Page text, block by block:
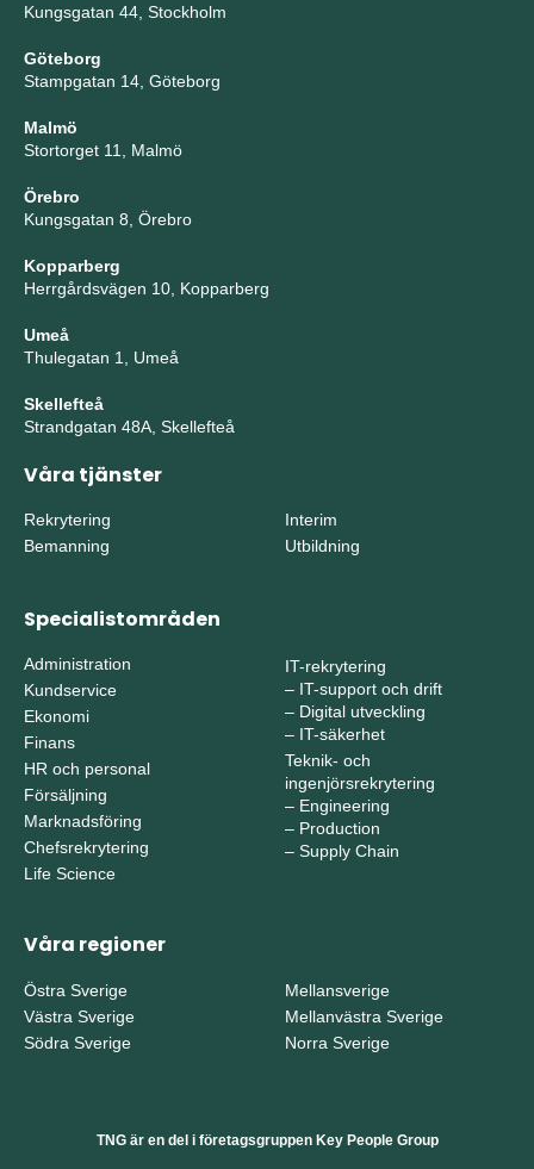
Kungsgatan 44, Stockholm
Göteborg
Stampgatan 14, Göteborg
Malmö
Stortorget 11, Malmö
Örebro
Kungsgatan 8, Örebro
Kopparberg
Herrgårdsvägen 10, Kopparberg
Umeå
Thulegatan 1, Umeå
Skellefteå
Strandgatan 48A, Skellefteå
Våra tjänster
Rekrytering
Bemanning
Interim
Utbildning
Specialistområden
Administration
Kundservice
Ekonomi
Finans
HR och personal
Försäljning
Marknadsföring
Chefsrekrytering
Life Science
IT-rekrytering
– IT-support och drift
– Digital utveckling
– IT-säkerhet
Teknik- och
ingenjörsrekrytering
– Engineering
– Production
– Supply Chain
Våra regioner
Östra Sverige
Västra Sverige
Södra Sverige
Mellansverige
Mellanvästra Sverige
Norra Sverige
TNG är en del i företagsgruppen Key People Group